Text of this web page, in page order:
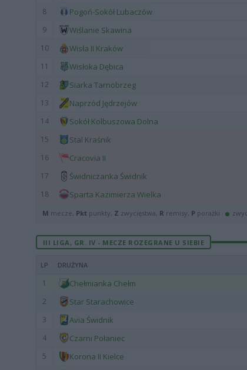
8 Pogoń-Sokół Lubaczów
9 Wiślanie Skawina
10 Wisła II Kraków
11 Wisłoka Dębica
12 Siarka Tarnobrzeg
13 Naprzód Jędrzejów
14 Sokół Kolbuszowa Dolna
15 Stal Kraśnik
16 Cracovia II
17 Świdniczanka Świdnik
18 Sparta Kazimierza Wielka
M mecze, Pkt punkty, Z zwycięstwa, R remisy, P porażki ·
III LIGA, GR. IV - MECZE ROZEGRANE U SIEBIE
LP DRUŻYNA
1 Chełmianka Chełm
2 Star Starachowice
3 Avia Świdnik
4 Czarni Połaniec
5 Korona II Kielce